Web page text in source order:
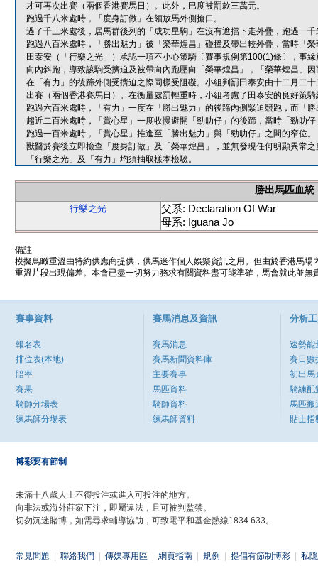
才可再次出賽（兩個香港賽馬日）。此外，巴度被罰款三萬元。
跑過千八米處時，「度身訂做」在領放馬外側搶口。
過了千三米處後，居馬群後列的「成功星駒」在沒有遮擋下走外疊，跑過一
跑過八百米處時，「勝出魅力」被「榮華煌昌」碰撞及帶出較外疊，當時「
田泰安（「行樂之光」）承認一項不小心策騎〔賽事規例第100(1)條〕，事
向內斜跑，導致該駒受擠迫及被帶向內跑壓向「榮華煌昌」，「榮華煌昌」
在「有力」的後蹄外側受擠迫之際同樣受阻礙。小組判罰田泰安由十二月二
出賽（兩個香港賽馬日）。在衡量處罰輕重時，小組考慮了田泰安的良好策騎
跑過六百米處時，「有力」一度在「勝出魅力」的後蹄內側緊迫競跑，而「
趨近二百米處時，「賞心星」一度收慢避開「勁叻仔」的後蹄，當時「勁叻
跑過一百米處時，「賞心星」推進至「勝出魅力」與「勁叻仔」之間的窄位。
獸醫於賽後立即檢查「度身訂做」及「榮華煌昌」，並無發現任何明顯異常之
「行樂之光」及「有力」均須抽取樣本檢驗。
勝出馬匹血統
行樂之光
父系: Declaration Of War
母系: Iguana Jo
備註
模擬鳥瞰重溫由特約供應商提供，供馬迷作個人娛樂資訊之用。但由於香港馬
重溫片段出現偏差。本會已盡一切努力務求有關資料盡可能準確，馬會就此並
賽事資料
報名表
排位表(本地)
賠率
賽果
騎師分場表
練馬師分場表
賽馬消息及資訊
賽馬消息
賽馬新聞資料庫
主要賽事
馬匹資料
騎師資料
練馬師資料
分析
速勢能
賽日數
初出馬
騎練配
馬匹搬
貼士指
博彩要有節制
未滿十八歲人士不得投注或進入可投注的地方。
向非法或海外莊家下注，即屬違法，且可被判監禁。
切勿沉迷賭博，如需尋求輔導協助，可致電平和基金熱線1834 633。
常見問題 聯絡我們 傳媒專用區 網頁指南 規例 提倡有節制博彩 私